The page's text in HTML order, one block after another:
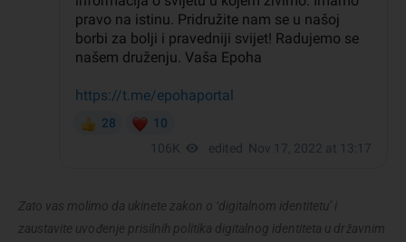
Zato vas molimo da ukinete zakon o ‘digitalnom identitetu’ i
zaustavite uvođenje prisilnih politika digitalnog identiteta u državnim